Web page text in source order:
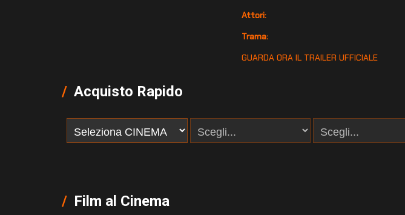
Attori:
Trama:
GUARDA ORA IL TRAILER UFFICIALE
Acquisto Rapido
Film al Cinema